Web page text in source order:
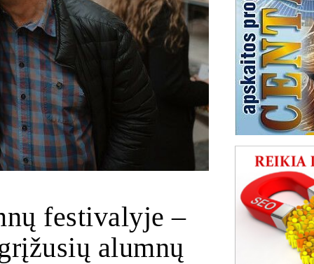
festivalyje –
alumnų